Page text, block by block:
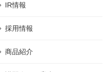
ものとします。
ります。
除き、目的以外の利用
IR情報
採用情報
商品紹介